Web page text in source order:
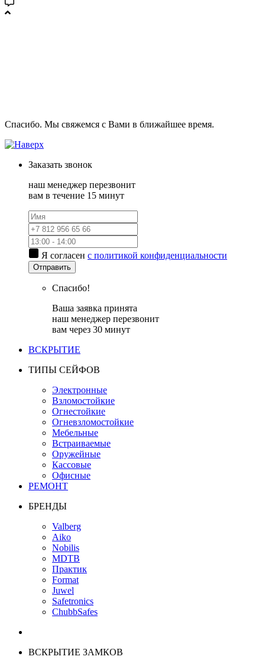
Спасибо. Мы свяжемся с Вами в ближайшее время.
Заказать звонок
наш менеджер перезвонит
вам в течение 15 минут
Я согласен с политикой конфиденциальности
Отправить
Спасибо!
Ваша заявка принята
наш менеджер перезвонит
вам через 30 минут
ВСКРЫТИЕ
ТИПЫ СЕЙФОВ
Электронные
Взломостойкие
Огнестойкие
Огневзломостойкие
Мебельные
Встраиваемые
Оружейные
Кассовые
Офисные
РЕМОНТ
БРЕНДЫ
Valberg
Aiko
Nobilis
MDTB
Практик
Format
Juwel
Safetronics
ChubbSafes
ВСКРЫТИЕ ЗАМКОВ